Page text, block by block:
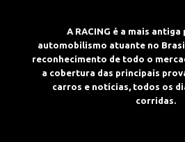
A RACING é a mais
automobilismo atuante no
reconhecimento de todo o
a cobertura das principais
carros e notícias, todos os
corridas.